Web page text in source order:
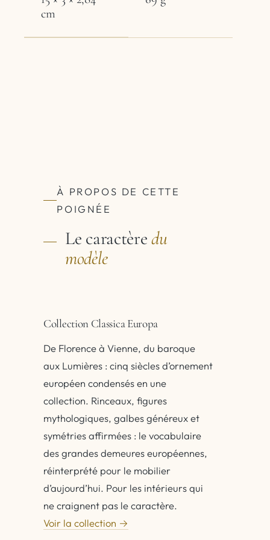
cm
À PROPOS DE CETTE
POIGNÉE
Le caractèredu
modèle
Collection Classica Europa
De Florence à Vienne, du baroque
aux Lumières : cinq siècles d’ornement
européen condensés en une
collection. Rinceaux, figures
mythologiques, galbes généreux et
symétries affirmées : le vocabulaire
des grandes demeures européennes,
réinterprété pour le mobilier
d’aujourd’hui. Pour les intérieurs qui
ne craignent pas le caractère.
Voir la collection →